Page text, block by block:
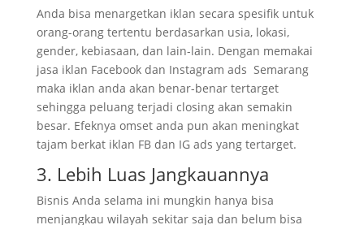
Anda bisa menargetkan iklan secara spesifik untuk
orang-orang tertentu berdasarkan usia, lokasi,
gender, kebiasaan, dan lain-lain. Dengan memakai
jasa iklan Facebook dan Instagram ads Semarang
maka iklan anda akan benar-benar tertarget
sehingga peluang terjadi closing akan semakin
besar. Efeknya omset anda pun akan meningkat
tajam berkat iklan FB dan IG ads yang tertarget.
3. Lebih Luas Jangkauannya
Bisnis Anda selama ini mungkin hanya bisa
menjangkau wilayah sekitar saja dan belum bisa